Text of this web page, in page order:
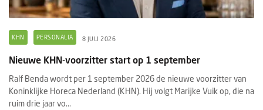
KHN PERSONALIA 8 JULI 2026
Nieuwe KHN-voorzitter start op 1 september
Ralf Benda wordt per 1 september 2026 de nieuwe voorzitter van
Koninklijke Horeca Nederland (KHN). Hij volgt Marijke Vuik op, die na
ruim drie jaar vo...